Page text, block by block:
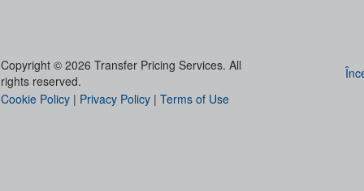
Copyright © 2026 Transfer Pricing Services. All
rights reserved.
Cookie Policy | Privacy Policy | Terms of Use